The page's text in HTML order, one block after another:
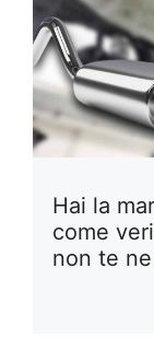
Hai la
come
non te